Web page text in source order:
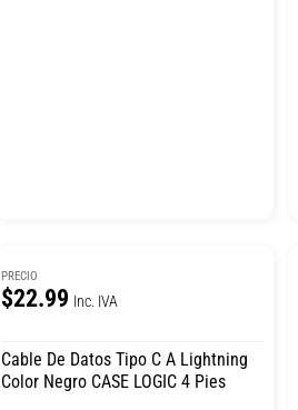
PRECIO
$22.99 Inc. IVA
Cable De Datos Tipo C A Lightning
Color Negro CASE LOGIC 4 Pies